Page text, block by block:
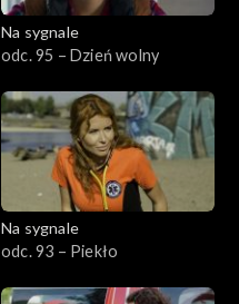
Na sygnale
odc. 95 – Dzień wolny
Na sygnale
odc. 93 – Piekło